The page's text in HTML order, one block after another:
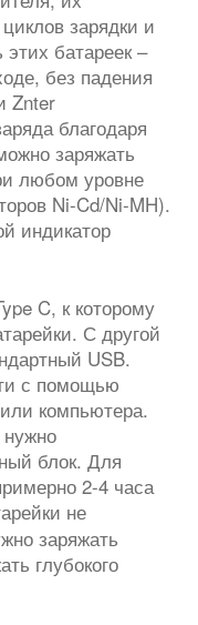
зарядки и
этих батареек –
без падения
Znter
благодаря
заряжать
любом уровне
Ni-Cd/Ni-MH).
индикатор
C, к которому
С другой
USB.
с помощью
компьютера.
блок. Для
2-4 часа
не
заряжать
глубокого